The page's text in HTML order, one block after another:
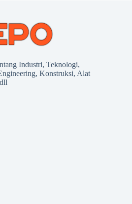
Industri, Teknologi,
Konstruksi, Alat